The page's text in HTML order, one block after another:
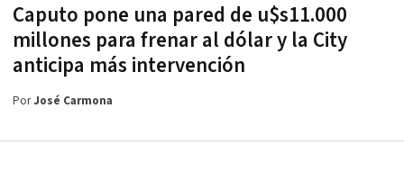
Caputo pone una pared de u$s11.000
millones para frenar al dólar y la City
anticipa más intervención
PorJosé Carmona